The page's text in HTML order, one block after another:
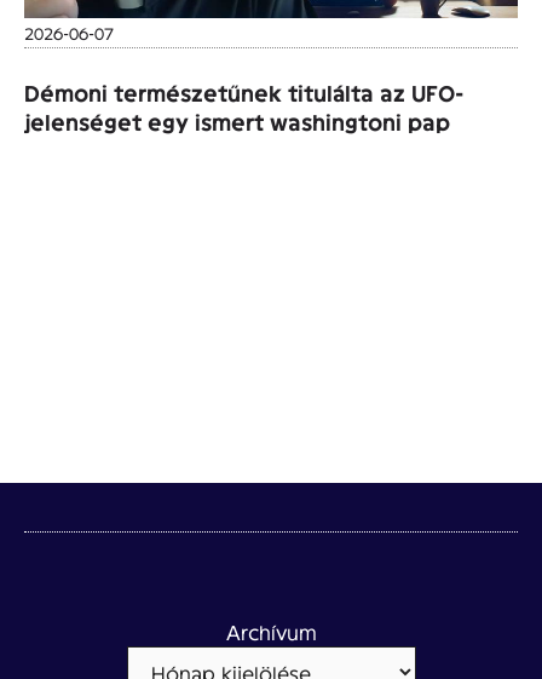
2026-06-07
Démoni természetűnek titulálta az UFO-
jelenséget egy ismert washingtoni pap
Archívum